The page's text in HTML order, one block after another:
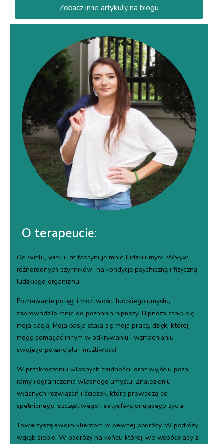
Zobacz inne artykuły na blogu
O terapeucie:
Od wielu, wielu lat fascynuje mnie ludzki umysł. Wpływ
różnorodnych czynników na kondycję psychiczną i fizyczną
ludzkiego organizmu.
Poznawanie potęgi i możliwości ludzkiego umysłu,
zaprowadziło mnie do poznania hipnozy. Hipnoza stała się
moja pasją. Moja pasja stała się moja pracą, dzięki której
mogę pomagać innym w odkrywaniu i wzmacnianiu
swojego potencjału i możliwości.
W przekroczeniu własnych trudności, oraz wyjściu poza
ramy i ograniczenia własnego umysłu. Znalezieniu
własnych rozwiązań i ścieżek, które prowadzą do
spełnionego, szczęśliwego i satysfakcjonującego życia.
Towarzyszę swoim klientom w pewnej podróży. W podróży
wgłąb siebie. W podróży na końcu której, we współpracy z